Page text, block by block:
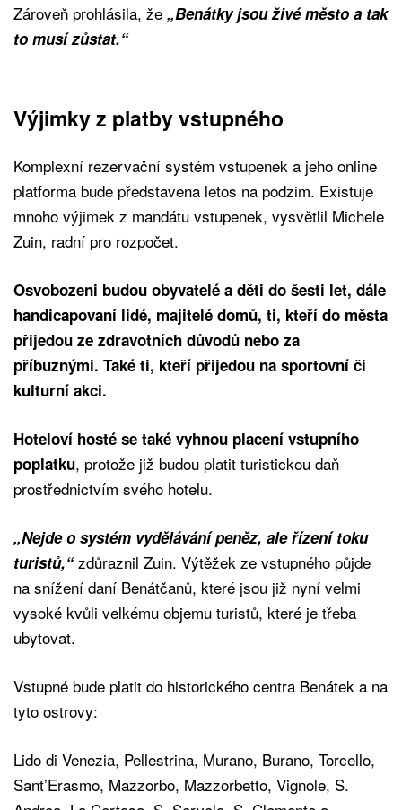
Zároveň prohlásila, že „Benátky jsou živé město a tak
to musí zůstat.“
Výjimky z platby vstupného
Komplexní rezervační systém vstupenek a jeho online
platforma bude představena letos na podzim. Existuje
mnoho výjimek z mandátu vstupenek, vysvětlil Michele
Zuin, radní pro rozpočet.
Osvobozeni budou obyvatelé a děti do šesti let, dále
handicapovaní lidé, majitelé domů, ti, kteří do města
přijedou ze zdravotních důvodů nebo za
příbuznými. Také ti, kteří přijedou na sportovní či
kulturní akci.
Hoteloví hosté se také vyhnou placení vstupního
poplatku, protože již budou platit turistickou daň
prostřednictvím svého hotelu.
„Nejde o systém vydělávání peněz, ale řízení toku
turistů,“zdůraznil Zuin. Výtěžek ze vstupného půjde
na snížení daní Benátčanů, které jsou již nyní velmi
vysoké kvůli velkému objemu turistů, které je třeba
ubytovat.
Vstupné bude platit do historického centra Benátek a na
tyto ostrovy:
Lido di Venezia, Pellestrina, Murano, Burano, Torcello,
Sant’Erasmo, Mazzorbo, Mazzorbetto, Vignole, S.